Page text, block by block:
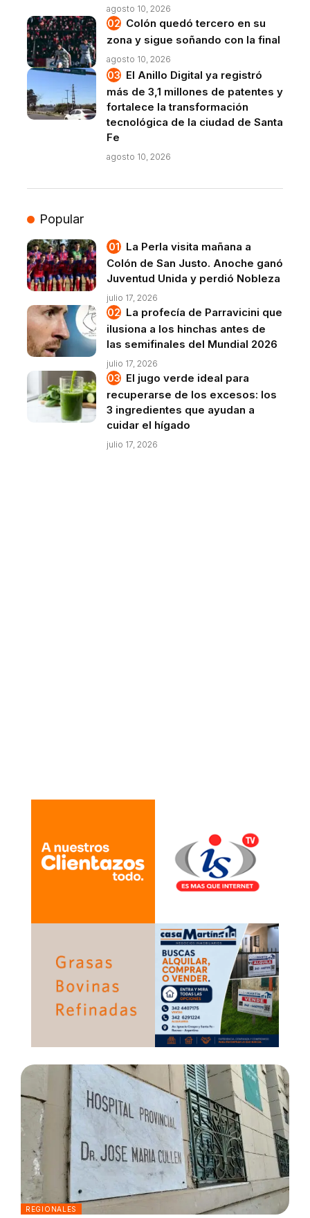
agosto 10, 2026
Colón quedó tercero en su
zona y sigue soñando con la final
agosto 10, 2026
El Anillo Digital ya registró
más de 3,1 millones de patentes y
fortalece la transformación
tecnológica de la ciudad de Santa
Fe
agosto 10, 2026
Popular
La Perla visita mañana a
Colón de San Justo. Anoche ganó
Juventud Unida y perdió Nobleza
julio 17, 2026
La profecía de Parravicini que
ilusiona a los hinchas antes de
las semifinales del Mundial 2026
julio 17, 2026
El jugo verde ideal para
recuperarse de los excesos: los
3 ingredientes que ayudan a
cuidar el hígado
julio 17, 2026
REGIONALES